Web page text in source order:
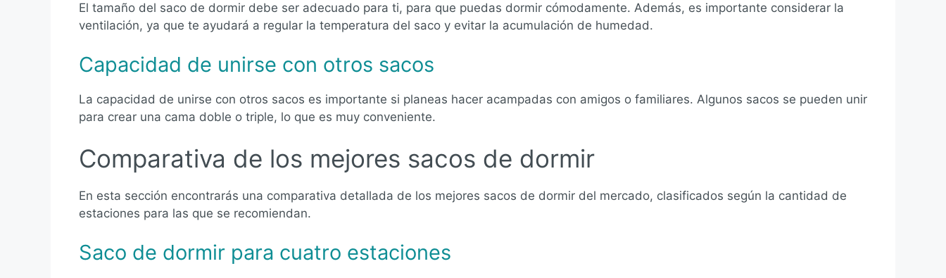
El tamaño del saco de dormir debe ser adecuado para ti, para que puedas dormir cómodamente. Además, es importante considerar la
ventilación, ya que te ayudará a regular la temperatura del saco y evitar la acumulación de humedad.
Capacidad de unirse con otros sacos
La capacidad de unirse con otros sacos es importante si planeas hacer acampadas con amigos o familiares. Algunos sacos se pueden unir
para crear una cama doble o triple, lo que es muy conveniente.
Comparativa de los mejores sacos de dormir
En esta sección encontrarás una comparativa detallada de los mejores sacos de dormir del mercado, clasificados según la cantidad de
estaciones para las que se recomiendan.
Saco de dormir para cuatro estaciones